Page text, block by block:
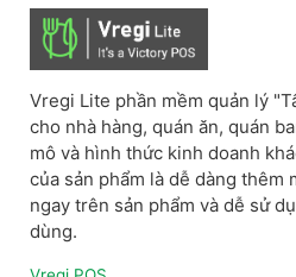
Vregi Lite phần mềm quản lý
cho nhà hàng, quán ăn, quán
mô và hình thức kinh doanh
của sản phẩm là dễ dàng thêm
ngay trên sản phẩm và dễ sử
dùng.